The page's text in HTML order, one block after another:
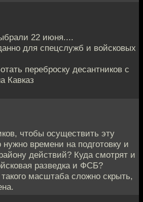
22 июня....
для спецслужб и войсковых
переброску десантников с
Кавказ
чтобы осуществить эту
времени на подготовку и
действий? Куда смотрят и
разведка и ФСБ?
масштаба сложно скрыть,